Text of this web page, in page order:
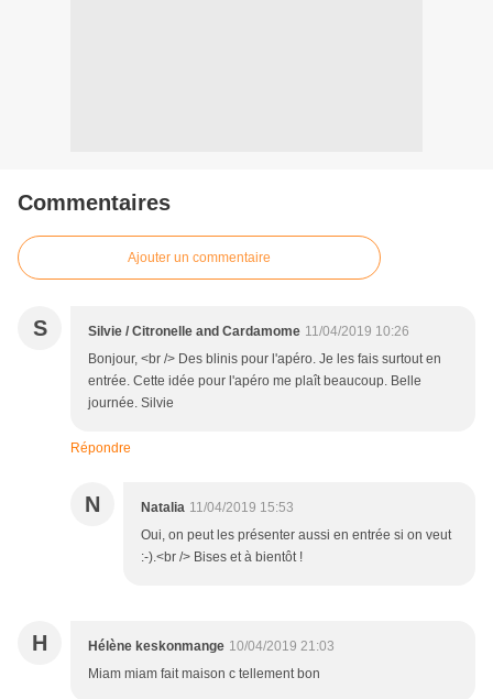
Commentaires
Ajouter un commentaire
S Silvie / Citronelle and Cardamome 11/04/2019 10:26
Bonjour, <br /> Des blinis pour l'apéro. Je les fais surtout en
entrée. Cette idée pour l'apéro me plaît beaucoup. Belle
journée. Silvie
Répondre
N Natalia 11/04/2019 15:53
Oui, on peut les présenter aussi en entrée si on veut
:-).<br /> Bises et à bientôt !
H Hélène keskonmange 10/04/2019 21:03
Miam miam fait maison c tellement bon